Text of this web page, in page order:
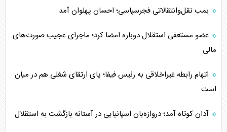
بمب نقل‌وانتقالاتی فجرسپاسی؛ احسان پهلوان آمد
عضو مستعفی استقلال دوباره امضا کرد؛ ماجرای عجیب صورت‌های
مالی
اتهام رابطه غیراخلاقی به رئیس فیفا؛ پای ارتقای شغلی هم در میان
است
آدان کوتاه آمد؛ دروازه‌بان اسپانیایی در آستانه بازگشت به استقلال